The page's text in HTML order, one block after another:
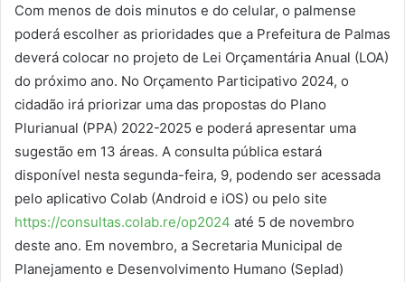
Com menos de dois minutos e do celular, o palmense
poderá escolher as prioridades que a Prefeitura de Palmas
deverá colocar no projeto de Lei Orçamentária Anual (LOA)
do próximo ano. No Orçamento Participativo 2024, o
cidadão irá priorizar uma das propostas do Plano
Plurianual (PPA) 2022-2025 e poderá apresentar uma
sugestão em 13 áreas. A consulta pública estará
disponível nesta segunda-feira, 9, podendo ser acessada
pelo aplicativo Colab (Android e iOS) ou pelo site
https://consultas.colab.re/op2024 até 5 de novembro
deste ano. Em novembro, a Secretaria Municipal de
Planejamento e Desenvolvimento Humano (Seplad)